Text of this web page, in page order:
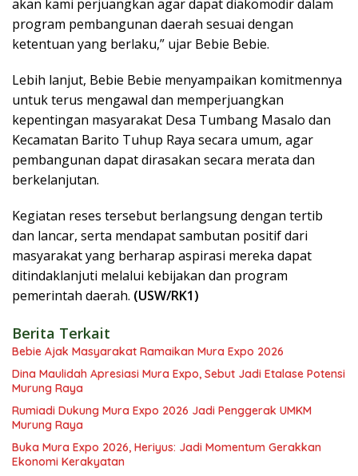
akan kami perjuangkan agar dapat diakomodir dalam
program pembangunan daerah sesuai dengan
ketentuan yang berlaku,” ujar Bebie Bebie.
Lebih lanjut, Bebie Bebie menyampaikan komitmennya
untuk terus mengawal dan memperjuangkan
kepentingan masyarakat Desa Tumbang Masalo dan
Kecamatan Barito Tuhup Raya secara umum, agar
pembangunan dapat dirasakan secara merata dan
berkelanjutan.
Kegiatan reses tersebut berlangsung dengan tertib
dan lancar, serta mendapat sambutan positif dari
masyarakat yang berharap aspirasi mereka dapat
ditindaklanjuti melalui kebijakan dan program
pemerintah daerah. (USW/RK1)
Berita Terkait
Bebie Ajak Masyarakat Ramaikan Mura Expo 2026
Dina Maulidah Apresiasi Mura Expo, Sebut Jadi Etalase Potensi
Murung Raya
Rumiadi Dukung Mura Expo 2026 Jadi Penggerak UMKM
Murung Raya
Buka Mura Expo 2026, Heriyus: Jadi Momentum Gerakkan
Ekonomi Kerakyatan